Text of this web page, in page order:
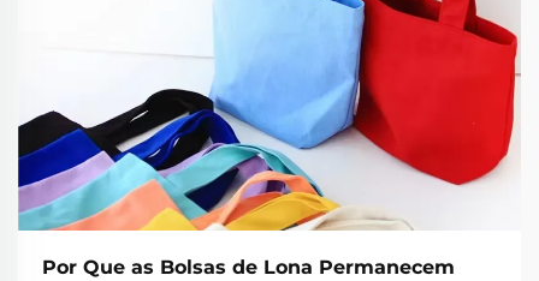
Por Que as Bolsas de Lona Permanecem